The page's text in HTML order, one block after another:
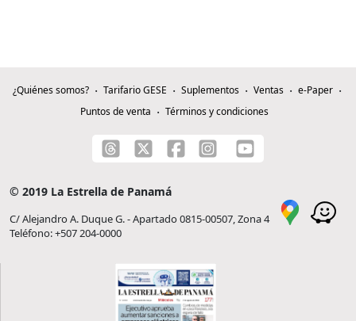
¿Quiénes somos? Tarifario GESE Suplementos Ventas
e-Paper
Puntos de venta
Términos y condiciones
© 2019 La Estrella de Panamá
C/ Alejandro A. Duque G. - Apartado 0815-00507, Zona 4
Teléfono: +507 204-0000